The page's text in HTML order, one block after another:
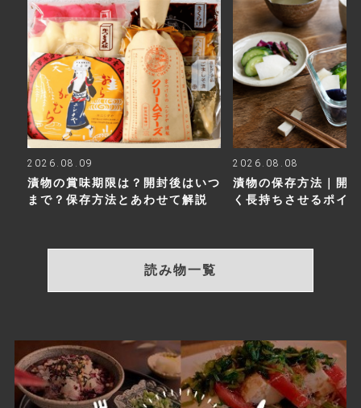
2026.08.09
漬物の賞味期限は？開封後はいつ
まで？保存方法とあわせて解説
2026.08.08
漬物の保存方法｜開
く長持ちさせるポイ
読み物一覧